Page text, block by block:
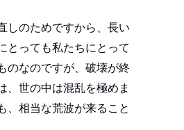
しのためですから、長い
とっても私たちにとって
のなのですが、破壊が終
、世の中は混乱を極めま
相当な荒波が来ること